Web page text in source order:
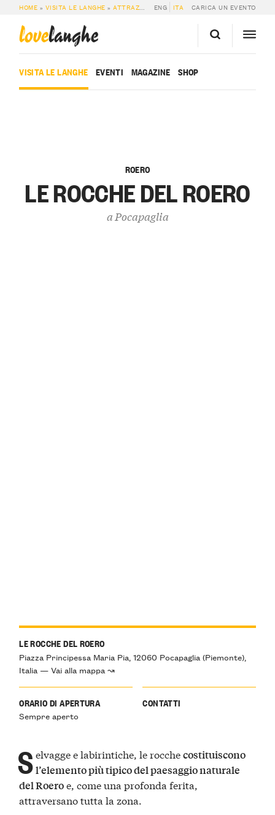
HOME » VISITA LE LANGHE »ATTRAZIONI »LE ROCCHE DEL ROERO
ENG ITA CARICA UN EVENTO
lovelanghe
VISITA LE LANGHE EVENTI MAGAZINE SHOP
ROERO
LE ROCCHE DEL ROERO
aPocapaglia
LE ROCCHE DEL ROERO
Piazza Principessa Maria Pia, 12060 Pocapaglia (Piemonte),
Italia — Vai alla mappa ↝
ORARIO DI APERTURA
Sempre aperto
CONTATTI
Selvagge e labirintiche, le rocchecostituiscono
l’elemento più tipico del paesaggio naturale
del Roeroe, come una profonda ferita,
attraversano tutta la zona.